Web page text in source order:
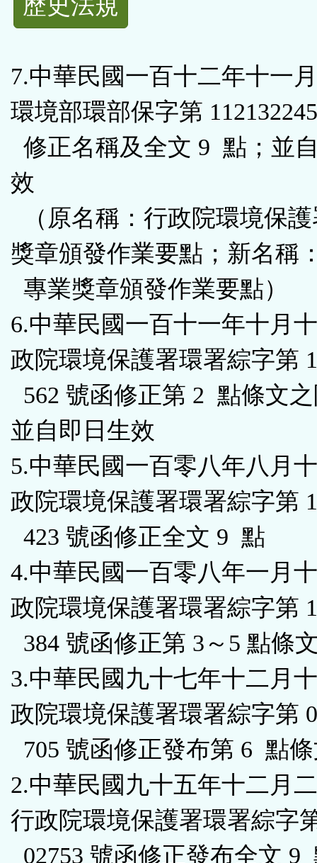
功
按
鈕
區
歷史法規
7.中華民國一百十二年十一
環境部環部保字第
修正名稱及全文 9 點；並
效
（原名稱：行政院環境保
獎章頒發作業要點；新名稱
專業獎章頒發作業要點）
6.中華民國一百十一年十月
政院環境保護署環署綜字第
562 號函修正第 2 點條文
並自即日生效
5.中華民國一百零八年八月
政院環境保護署環署綜字第
423 號函修正全文 9 點
4.中華民國一百零八年一月
政院環境保護署環署綜字第
384 號函修正第 3～5 點條
3.中華民國九十七年十二月
政院環境保護署環署綜字第
705 號函修正發布第 6 點
2.中華民國九十五年十二月
行政院環境保護署環署綜字
02753 號函修正發布全文 9